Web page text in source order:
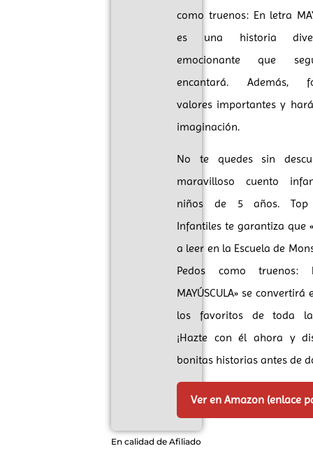
como truenos: En letra
es una historia
emocionante que
encantará. Además,
valores importantes y
imaginación.
No te quedes sin
maravilloso cuento
niños de 5 años. Top
Infantiles te garantiza que
a leer en la Escuela de
Pedos como truenos:
MAYÚSCULA» se convertirá
los favoritos de toda
¡Hazte con él ahora y
bonitas historias antes de
Ver en Amazon (enlace
En calidad de Afiliado